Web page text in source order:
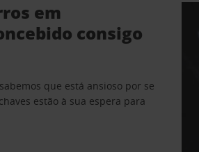
em
consigo
que está ansioso por se
estão à sua espera para